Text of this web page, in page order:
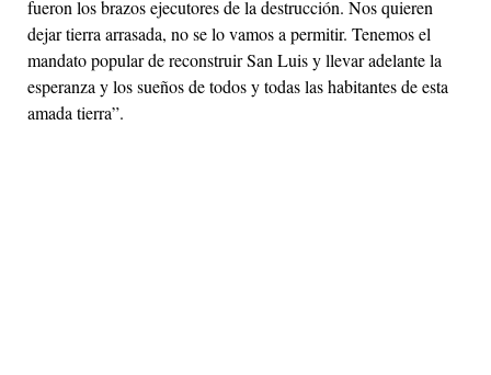
fueron los brazos ejecutores de la destrucción. Nos quieren
dejar tierra arrasada, no se lo vamos a permitir. Tenemos el
mandato popular de reconstruir San Luis y llevar adelante la
esperanza y los sueños de todos y todas las habitantes de esta
amada tierra”.